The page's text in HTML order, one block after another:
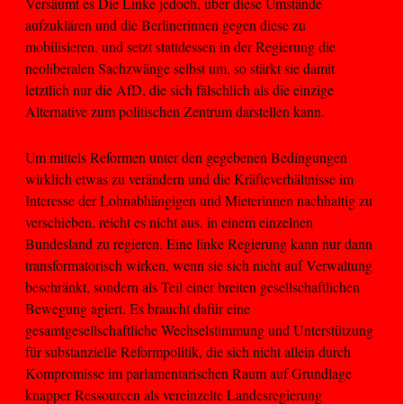
aufzuklären und die Berlinerinnen gegen diese zu
mobilisieren, und setzt stattdessen in der Regierung die
neoliberalen Sachzwänge selbst um, so stärkt sie damit
letztlich nur die AfD, die sich fälschlich als die einzige
Alternative zum politischen Zentrum darstellen kann.
Um mittels Reformen unter den gegebenen Bedingungen
wirklich etwas zu verändern und die Kräfteverhältnisse im
Interesse der Lohnabhängigen und Mieterinnen nachhaltig zu
verschieben, reicht es nicht aus, in einem einzelnen
Bundesland zu regieren. Eine linke Regierung kann nur dann
transformatorisch wirken, wenn sie sich nicht auf Verwaltung
beschränkt, sondern als Teil einer breiten gesellschaftlichen
Bewegung agiert. Es braucht dafür eine
gesamtgesellschaftliche Wechselstimmung und Unterstützung
für substanzielle Reformpolitik, die sich nicht allein durch
Kompromisse im parlamentarischen Raum auf Grundlage
knapper Ressourcen als vereinzelte Landesregierung